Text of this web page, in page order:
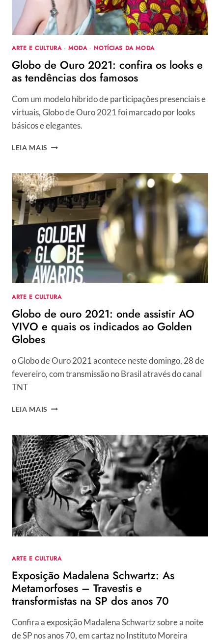
ARTE E CULTURA·MODA· NOTÍCIAS DA MODA
Globo de Ouro 2021: confira os looks e
as tendências dos famosos
Com um modelo híbrido de participações presenciais e
virtuais, Globo de Ouro 2021 foi marcado por looks
básicos e elegantes.
LEIA MAIS GLOBO
2021:
CONFIRA
OS
LOOKS
E
AS
TENDÊNCIAS
DOS
FAMOSOS
ARTE E CULTURA
Globo de ouro 2021: onde assistir AO
VIVO e quais os indicados ao Golden
Globes
o Globo de Ouro 2021 acontece neste domingo, 28 de
fevereiro, com transmissão no Brasil através do canal
TNT
LEIA MAIS GLOBO
2021:
ONDE
ASSISTIR
AO
VIVO
E
QUAIS
OS
INDICADOS
AO
ARTE E CULTURA
Exposição Madalena Schwartz: As
Metamorfoses – Travestis e
transformistas na SP dos anos 70
Confira a exposição Madalena Schwartz sobre a noite
de SP nos anos 70, em cartaz no Instituto Moreira